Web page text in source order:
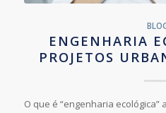
ENGENHARIA
PROJETOS
O que é “engenharia ecológica”